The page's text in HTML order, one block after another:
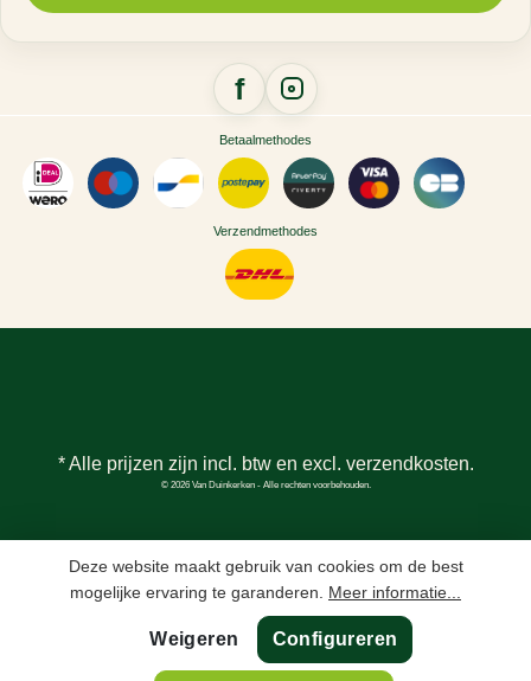
Betaalmethodes
Verzendmethodes
* Alle prijzen zijn incl. btw en excl. verzendkosten.
© 2026 Van Duinkerken - Alle rechten voorbehouden.
Deze website maakt gebruik van cookies om de best
mogelijke ervaring te garanderen. Meer informatie...
Weigeren Configureren